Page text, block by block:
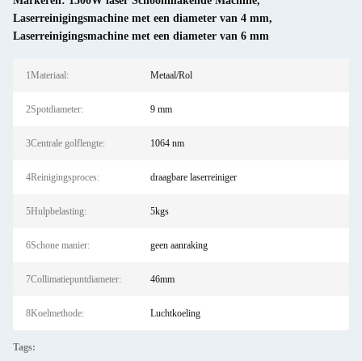
Laserreinigingsmachine met een diameter van 4 mm,
Laserreinigingsmachine met een diameter van 6 mm
1Materiaal: Metaal/Rol
2Spotdiameter: 9 mm
3Centrale golflengte: 1064 nm
4Reinigingsproces: draagbare laserreiniger
5Hulpbelasting: 5kgs
6Schone manier: geen aanraking
7Collimatiepuntdiameter: 46mm
8Koelmethode: Luchtkoeling
Tags: